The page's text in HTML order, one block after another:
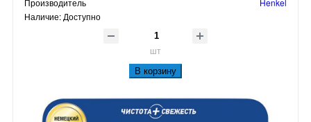
Производитель
Henkel
Наличие:Доступно
шт
В корзину